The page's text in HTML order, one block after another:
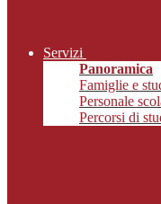
Servizi
Panoramica
Famiglie e
Personale
Percorsi di